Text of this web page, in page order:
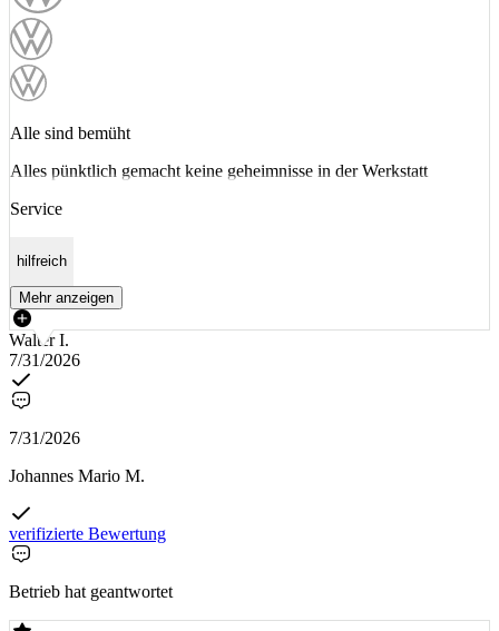
Alle sind bemüht
Alles pünktlich gemacht keine geheimnisse in der Werkstatt
Service
hilfreich
Mehr anzeigen
Walter I.
7/31/2026
7/31/2026
Johannes Mario M.
verifizierte Bewertung
Betrieb hat geantwortet